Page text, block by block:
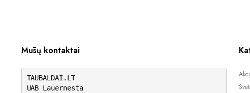
Mūsų kontaktai
TAUBALDAI.LT
UAB Lauernesta